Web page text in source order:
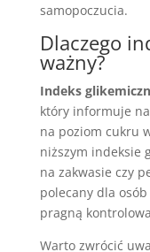
samopoczucia.
Dlaczego
ważny?
Indeks
który informuje
na poziom cukru
niższym indeksie
na zakwasie czy
polecany dla osób
pragną
Warto zwrócić